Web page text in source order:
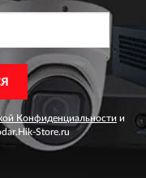
Конфиденциальности и
Store.ru